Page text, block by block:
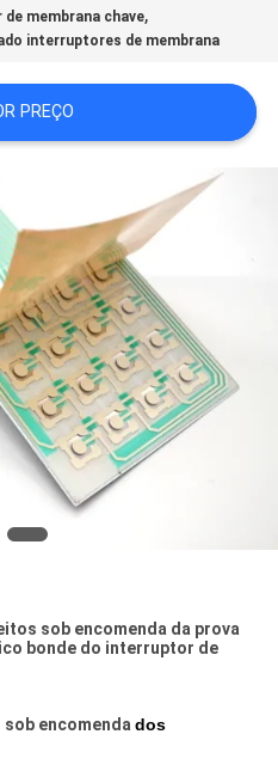
membrana chave,
interruptores de membrana
PREÇO
sob encomenda da prova
bonde do interruptor de
encomendados